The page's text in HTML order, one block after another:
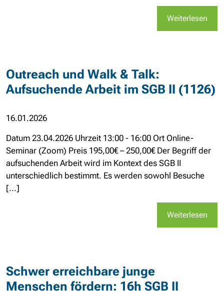
Weiterlesen
Outreach und Walk & Talk:
Aufsuchende Arbeit im SGB II (1126)
16.01.2026
Datum 23.04.2026 Uhrzeit 13:00 - 16:00 Ort Online-
Seminar (Zoom) Preis 195,00€ – 250,00€ Der Begriff der
aufsuchenden Arbeit wird im Kontext des SGB II
unterschiedlich bestimmt. Es werden sowohl Besuche
[...]
Weiterlesen
Schwer erreichbare junge
Menschen fördern: 16h SGB II